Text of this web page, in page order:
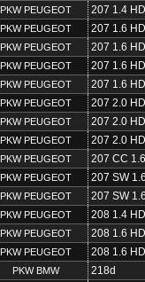
PKW PEUGEOT 207 1.4
PKW PEUGEOT 207 1.6
PKW PEUGEOT 207 1.6
PKW PEUGEOT 207 1.6
PKW PEUGEOT 207 1.6
PKW PEUGEOT 207 2.0
PKW PEUGEOT 207 2.0
PKW PEUGEOT 207 2.0
PKW PEUGEOT 207 CC
PKW PEUGEOT 207 SW
PKW PEUGEOT 207 SW
PKW PEUGEOT 208 1.4
PKW PEUGEOT 208 1.6
PKW PEUGEOT 208 1.6
PKW BMW 218d